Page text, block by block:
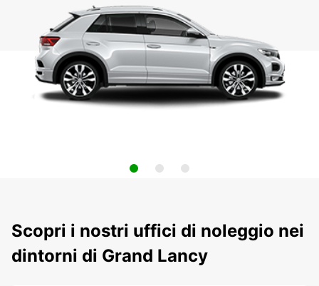
Scopri i nostri uffici di noleggio nei
dintorni di Grand Lancy